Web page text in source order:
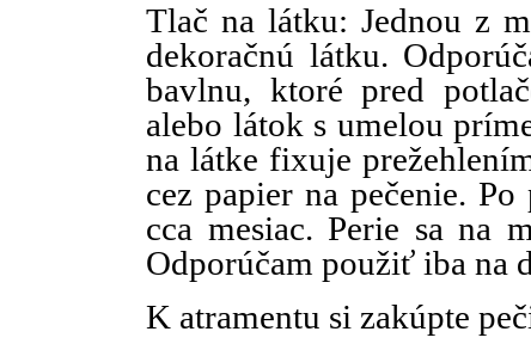
Tlač na látku: Jednou z
dekoračnú látku.
bavlnu, ktoré pred
alebo látok s umelou
na látke fixuje
cez papier na pečenie.
cca mesiac. Perie sa na
Odporúčam použiť iba na
K atramentu si zakúpte